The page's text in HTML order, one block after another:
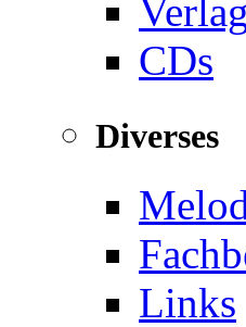
CDs
Diverses
Links